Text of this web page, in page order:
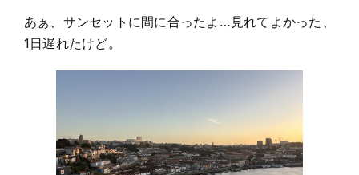
あぁ、サンセットに間に合ったよ…見れてよかった、
1日遅れたけど。